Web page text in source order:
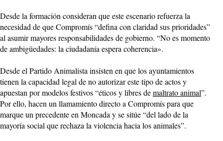
Desde la formación consideran que este escenario refuerza la
necesidad de que Compromís “defina con claridad sus prioridades”
al asumir mayores responsabilidades de gobierno. “No es momento
de ambigüedades: la ciudadanía espera coherencia».
Desde el Partido Animalista insisten en que los ayuntamientos
tienen la capacidad legal de no autorizar este tipo de actos y
apuestan por modelos festivos “éticos y libres demaltrato animal”.
Por ello, hacen un llamamiento directo a Compromís para que
marque un precedente en Moncada y se sitúe “del lado de la
mayoría social que rechaza la violencia hacia los animales”.